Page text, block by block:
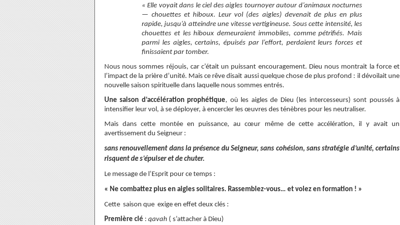
« Elle voyait dans le ciel des aigles tournoyer autour d’animaux nocturnes
— chouettes et hiboux. Leur vol (des aigles) devenait de plus en plus
rapide, jusqu’à atteindre une vitesse vertigineuse. Sous cette intensité, les
chouettes et les hiboux demeuraient immobiles, comme pétrifiés. Mais
parmi les aigles, certains, épuisés par l’effort, perdaient leurs forces et
finissaient par tomber.
Nous nous sommes réjouis, car c’était un puissant encouragement. Dieu nous montrait la force et
l’impact de la prière d’unité. Mais ce rêve disait aussi quelque chose de plus profond : il dévoilait une
nouvelle saison spirituelle dans laquelle nous sommes entrés.
Une saison d’accélération prophétique, où les aigles de Dieu (les intercesseurs) sont poussés à
intensifier leur vol, à se déployer, à encercler les œuvres des ténèbres pour les neutraliser.
Mais dans cette montée en puissance, au cœur même de cette accélération, il y avait un
avertissement du Seigneur :
sans renouvellement dans la présence du Seigneur, sans cohésion, sans stratégie d’unité, certains
risquent de s’épuiser et de chuter.
Le message de l’Esprit pour ce temps :
« Ne combattez plus en aigles solitaires. Rassemblez-vous… et volez en formation ! »
Cette saison que exige en effet deux clés :
Première clé : qavah ( s’attacher à Dieu)